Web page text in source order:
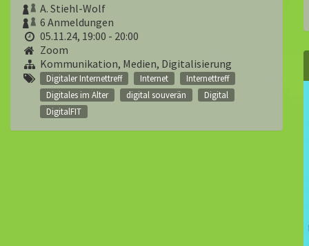
A. Stiehl-Wolf
6 Anmeldungen
05.11.24, 19:00 - 20:00
Zoom
Kommunikation, Medien, Digitalisierung
Digitaler Internettreff Internet
Internettreff
Digitales im Alter
digital souverän
Digital
DigitalFIT